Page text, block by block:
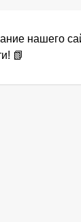
нашего
📗